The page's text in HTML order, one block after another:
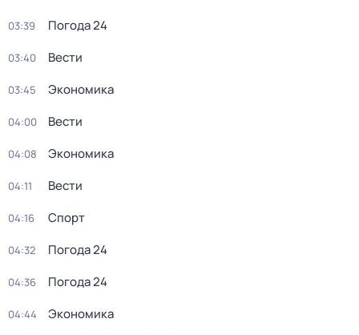
03:39 Погода 24
03:40 Вести
03:45 Экономика
04:00 Вести
04:08 Экономика
04:11 Вести
04:16 Спорт
04:32 Погода 24
04:36 Погода 24
04:44 Экономика